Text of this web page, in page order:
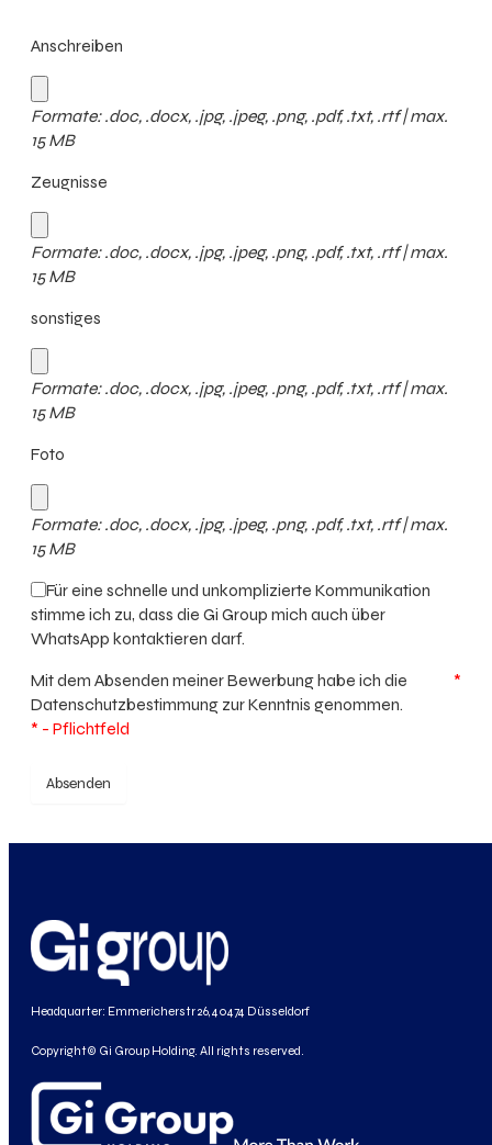
Anschreiben
Formate: .doc, .docx, .jpg, .jpeg, .png, .pdf, .txt, .rtf | max.
15 MB
Zeugnisse
Formate: .doc, .docx, .jpg, .jpeg, .png, .pdf, .txt, .rtf | max.
15 MB
sonstiges
Formate: .doc, .docx, .jpg, .jpeg, .png, .pdf, .txt, .rtf | max.
15 MB
Foto
Formate: .doc, .docx, .jpg, .jpeg, .png, .pdf, .txt, .rtf | max.
15 MB
Für eine schnelle und unkomplizierte Kommunikation
stimme ich zu, dass die Gi Group mich auch über
WhatsApp kontaktieren darf.
*
Mit dem Absenden meiner Bewerbung habe ich die
Datenschutzbestimmung zur Kenntnis genommen.
* - Pflichtfeld
Absenden
Headquarter: Emmericherstr 26, 40474 Düsseldorf
Copyright© Gi Group Holding. All rights reserved.